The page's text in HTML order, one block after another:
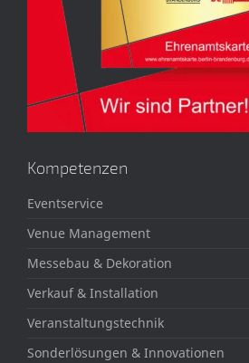
Kompetenzen
Eventservice
Venue Management
Messebau & Dekoration
Verkauf & Installation
Veranstaltungstechnik
Sonderlösungen & Innovationen